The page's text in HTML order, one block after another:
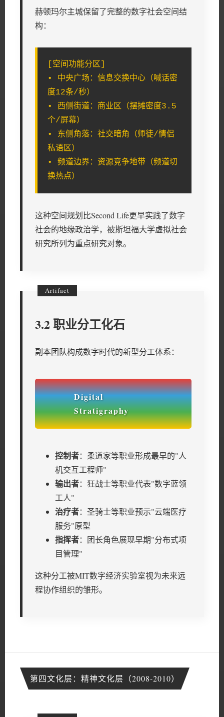
赫顿玛尔主城保留了完整的数字社会空间结
构：
[空间功能分区]
• 中央广场：信息交换中心（喊话密
度12条/秒）
• 西侧街道：商业区（摆摊密度3.5
个/屏幕）
• 东侧角落：社交暗角（师徒/情侣
私语区）
• 频道边界：资源竞争地带（频道切
换热点）
这种空间规划比Second Life更早实践了数字
社会的地缘政治学，被斯坦福大学虚拟社会
研究所列为重点研究对象。
3.2 职业分工化石
副本团队构成数字时代的新型分工体系：
控制者：柔道家等职业形成最早的"人
机交互工程师"
输出者：狂战士等职业代表"数字蓝领
工人"
治疗者：圣骑士等职业预示"云端医疗
服务"原型
指挥者：团长角色展现早期"分布式项
目管理"
这种分工被MIT数字经济实验室视为未来远
程协作组织的雏形。
第四文化层：精神文化层（2008-2010）